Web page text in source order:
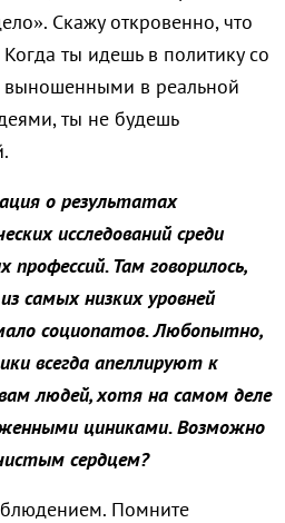
Скажу откровенно, что
ты идешь в политику со
в реальной
ты не будешь
о результатах
исследований среди
Там говорилось,
самых низких уровней
социопатов. Любопытно,
всегда апеллируют к
людей, хотя на самом деле
циниками. Возможно
сердцем?
Помните